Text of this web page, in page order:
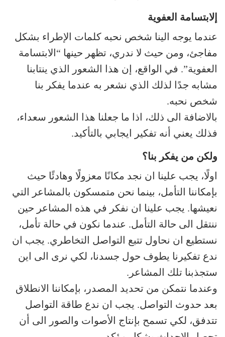
إلابتسامة العفوية
عندما يوجه الينا شخص نحبه كلمات الإطراء بشكل
مفاجئ، ومن حيث لا ندري، تظهر حينها “الابتسامة
العفوية”. في الواقع، إن هذا الشعور الذي ينتابنا
مشابه جدًا لذلك الذي نشعر به عندما يفكر بنا
شخص نحبه.
بالاضافة الى ذلك، اذا ما جعلنا هذا الشعور سعداء،
فذلك يعني أنه تفكير ايجابي بالتأكيد.
ولكن من يفكر بنا؟
اولًا، يجب علينا ان نجد مكانًا معزولًا وهادئًا حيث
بإمكاننا التأمل، بينما نحن متمسكون بالمشاعر التي
نعيشها. يجب علينا ان نفكر في هذه المشاعر حين
ننتقل الى حالة التأمل. عندما نكون في حالة تأمل،
نستطيع ان نحاول تتبع التواصل التخاطري. يجب ان
ندع تفكيرنا يطوف حول جسدنا، لكي نرى الى اين
ستجذبنا تلك المشاعر.
وعندما نتمكن من تحديد المصدر، بإمكاننا الانطلاق
بعد حدوث التواصل. يجب ان ندع طاقة التواصل
تتدفق، لكي تسمح بإنتاج الأصوات والصور الى أن